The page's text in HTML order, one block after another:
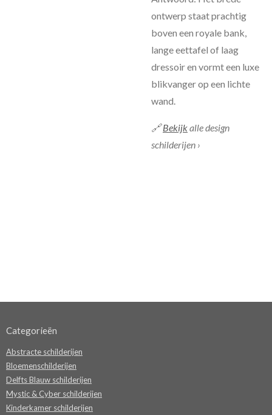
ontwerp staat prachtig
boven een royale bank,
lange eettafel of laag
dressoir en vormt een luxe
blikvanger op een lichte
wand.
🔗Bekijkalle design
schilderijen ›
Categorieën
Abstracte schilderijen
Bloemenschilderijen
Delfts Blauw schilderijen
Mystic & Cyber schilderijen
Kinderkamer schilderijen